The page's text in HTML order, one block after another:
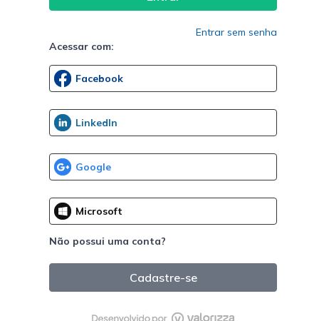
Entrar sem senha
Acessar com:
Não possui uma conta?